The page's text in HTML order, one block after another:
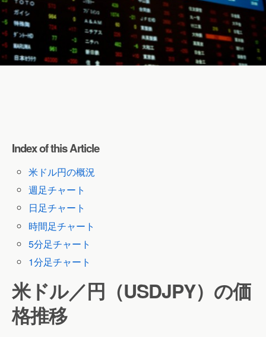
Index of this Article
米ドル円の概況
週足チャート
日足チャート
時間足チャート
5分足チャート
1分足チャート
米ドル／円（USDJPY）の価
格推移